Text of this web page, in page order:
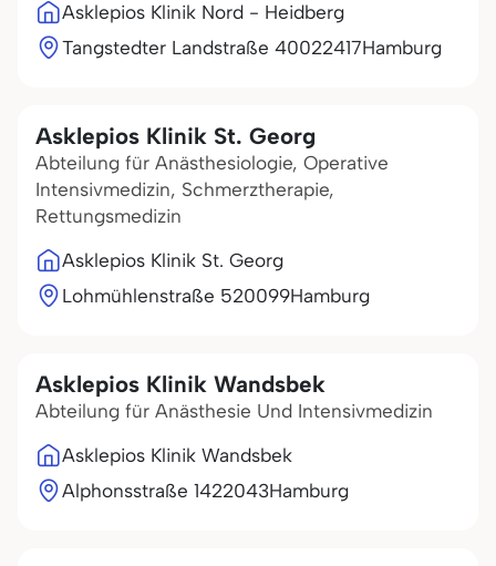
Asklepios Klinik Nord - Heidberg
Tangstedter Landstraße 40022417Hamburg
Asklepios Klinik St. Georg
Abteilung für Anästhesiologie, Operative
Intensivmedizin, Schmerztherapie,
Rettungsmedizin
Asklepios Klinik St. Georg
Lohmühlenstraße 520099Hamburg
Asklepios Klinik Wandsbek
Abteilung für Anästhesie Und Intensivmedizin
Asklepios Klinik Wandsbek
Alphonsstraße 1422043Hamburg